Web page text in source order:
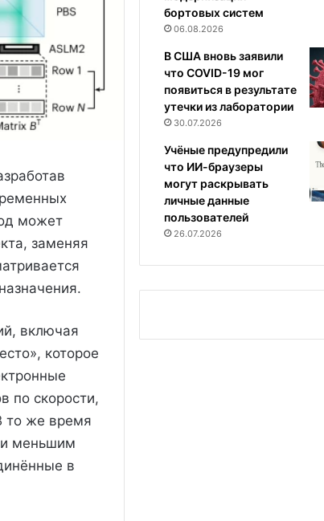
может
заменяя
включая
которое
по скорости,
то же время
и меньшим
в
бортовых систем
06.08.2026
В США вновь заявили
что COVID-19 мог
появиться в результате
утечки из лаборатории
30.07.2026
Учёные предупредили
что ИИ-браузеры
могут раскрывать
личные данные
пользователей
26.07.2026